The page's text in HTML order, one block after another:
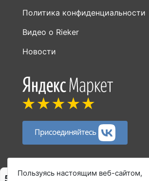
Политика конфиденциальности
Видео о Rieker
Новости
Присоединяйтесь
Пользуясь настоящим веб-сайтом,
5 568 ₽ 6 682 ₽